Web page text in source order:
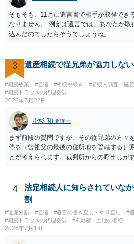
そもそも、11月に遺言書で相手が取得でき
なりません。 例えば遺言では、あなたが取
込んだのでしたらそうでしょうね。
3 遺産相続で従兄弟が協力しな
#相続放棄 #協議 #相続手続き #相続人調査・確定
#相続トラブルの代理交渉
2026年7月22日
小杉 和 弁護士
まず前段の質問ですが、その従兄弟の方々
停を（曾祖父の最後の住所地を管轄する）
とが考えられます。裁判所からの呼出しが
能と思われます。時間が思った以上にない
揃える必要があります。その点是非御注意
4
法定相続人に知らされていな
割
#遺産分割 #協議 #遺言の書き直し・やり直し
#
#相続トラブルの代理交渉
#不動産・土地の相続
2026年7月18日